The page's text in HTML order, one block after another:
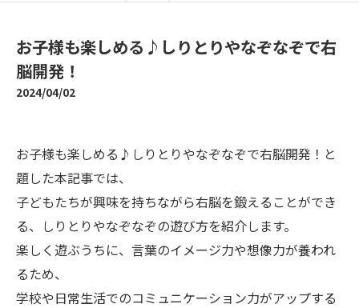
お子様も楽しめる♪しりとりやなぞなぞで右
脳開発！
2024/04/02
お子様も楽しめる♪しりとりやなぞなぞで右脳開発！と
題した本記事では、
子どもたちが興味を持ちながら右脳を鍛えることができ
る、しりとりやなぞなぞの遊び方を紹介します。
楽しく遊ぶうちに、言葉のイメージ力や想像力が養われ
るため、
学校や日常生活でのコミュニケーション力がアップする